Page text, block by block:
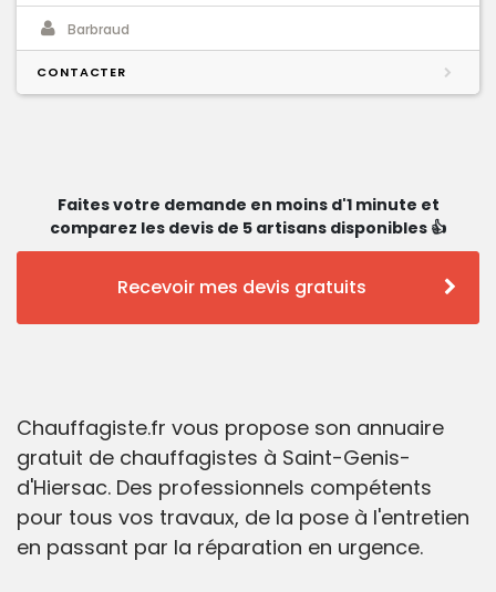
Barbraud
CONTACTER
Faites votre demande en moins d'1 minute et
comparez les devis de 5 artisans disponibles 👍
Recevoir mes devis gratuits
Chauffagiste.fr vous propose son annuaire
gratuit de chauffagistes à Saint-Genis-
d'Hiersac. Des professionnels compétents
pour tous vos travaux, de la pose à l'entretien
en passant par la réparation en urgence.